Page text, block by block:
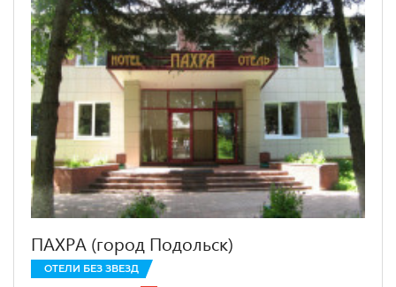
ПАХРА (город Подольск)
ОТЕЛИ БЕЗ ЗВЕЗД